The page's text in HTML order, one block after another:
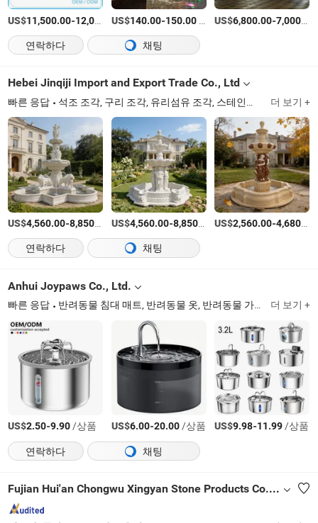
US$11,500.00-12,000.00 /set
US$140.00-150.00/set US$6,800.00-7,000.00
연락하다
채팅
Hebei Jinqiji Import and Export Trade Co., Ltd
빠른 응답 석조 조각, 구리 조각, 유리섬유 조각, 스테인리스 스틸 조각 더 보기 +
US$4,560.00-8,850.00 /상품
US$4,560.00-8,850.00 /상품
US$2,560.00-4,680.00
연락하다
채팅
Anhui Joypaws Co., Ltd.
빠른 응답 반려동물 침대 매트, 반려동물 옷, 반려동물 가방, 반려동물 유모차 더 보기 +
US$2.50-9.90/상품 US$6.00-20.00/상품 US$9.98-11.99/상품
연락하다
채팅
Fujian Hui'an Chongwu Xingyan Stone Products Co., Ltd.